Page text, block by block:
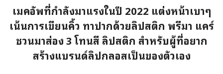
เมคอัพที่กำลังมาแรงในปี 2022 แต่งหน้าเบาๆ
เน้นการเขียนคิ้ว ทาปากด้วยลิปสติก พรีมา แคร์
ชวนมาส่อง 3 โทนสี ลิปสติก สำหรับผู้ที่อยาก
สร้างแบรนด์ลิปกลอสเป็นของตัวเอง